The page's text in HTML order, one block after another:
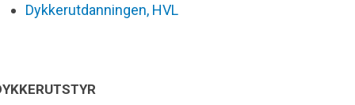
Dykkerutdanningen, HVL